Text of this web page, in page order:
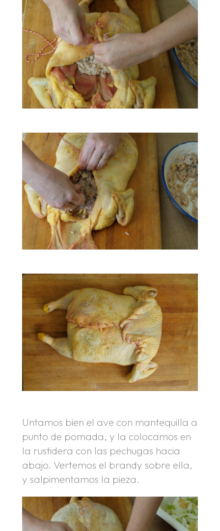
Untamos bien el ave con mantequilla a
punto de pomada, y la colocamos en
la rustidera con las pechugas hacia
abajo. Vertemos el brandy sobre ella,
y salpimentamos la pieza.